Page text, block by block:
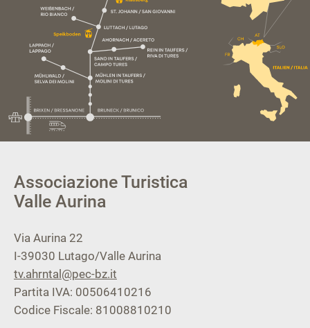
Associazione Turistica
Valle Aurina
Via Aurina 22
I-39030 Lutago/Valle Aurina
tv.ahrntal@pec-bz.it
Partita IVA: 00506410216
Codice Fiscale: 81008810210